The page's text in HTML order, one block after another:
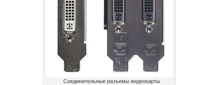
Соединительные разъемы видеокарты